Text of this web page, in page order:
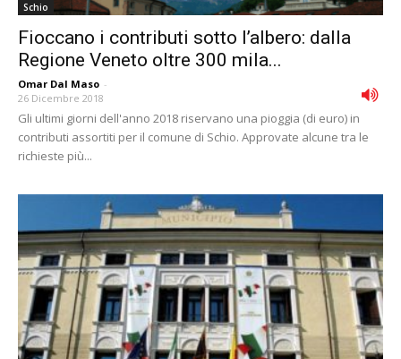
Schio
Fioccano i contributi sotto l’albero: dalla
Regione Veneto oltre 300 mila...
Omar Dal Maso -
26 Dicembre 2018
Gli ultimi giorni dell'anno 2018 riservano una pioggia (di euro) in
contributi assortiti per il comune di Schio. Approvate alcune tra le
richieste più...